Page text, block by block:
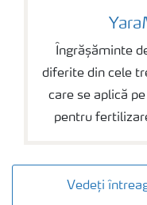
Îngrășăminte
diferite din cele
care se aplică
pentru
Vedeți